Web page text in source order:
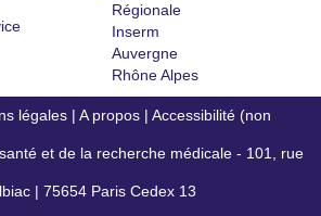
Régionale
Inserm
Auvergne
Rhône Alpes
légales | A propos | Accessibilité (non
conforme)
et de la recherche médicale - 101, rue
| 75654 Paris Cedex 13